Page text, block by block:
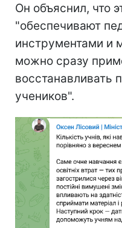
Он объяснил, что
"обеспечивают
инструментами и
можно сразу
восстанавливать
учеников".